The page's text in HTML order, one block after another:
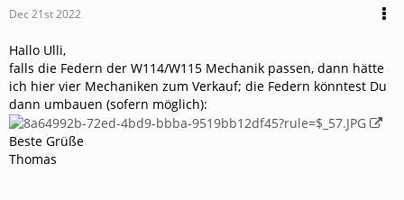
Dec 21st 2022
Hallo Ulli,
falls die Federn der W114/W115 Mechanik passen, dann hätte
ich hier vier Mechaniken zum Verkauf; die Federn könntest Du
dann umbauen (sofern möglich):
Beste Grüße
Thomas